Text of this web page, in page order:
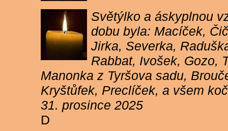
Světýlko a áskyplnou
dobu byla: Macíček,
Jirka, Severka,
Rabbat, Ivošek, Gozo,
Manonka z Tyršova sadu,
Kryštůfek, Preclíček, a všem
31. prosince 2025
D